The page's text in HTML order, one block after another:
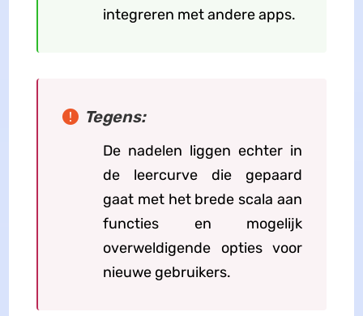
integreren met andere apps.
Tegens:
De nadelen liggen echter in
de leercurve die gepaard
gaat met het brede scala aan
functies en mogelijk
overweldigende opties voor
nieuwe gebruikers.